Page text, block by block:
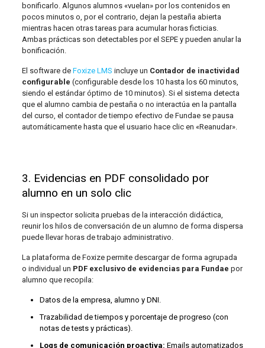
bonificarlo. Algunos alumnos «vuelan» por los contenidos en
pocos minutos o, por el contrario, dejan la pestaña abierta
mientras hacen otras tareas para acumular horas ficticias.
Ambas prácticas son detectables por el SEPE y pueden anular la
bonificación.
El software deFoxize LMS incluye un Contador de inactividad
configurable (configurable desde los 10 hasta los 60 minutos,
siendo el estándar óptimo de 10 minutos). Si el sistema detecta
que el alumno cambia de pestaña o no interactúa en la pantalla
del curso, el contador de tiempo efectivo de Fundae se pausa
automáticamente hasta que el usuario hace clic en «Reanudar».
3. Evidencias en PDF consolidado por
alumno en un solo clic
Si un inspector solicita pruebas de la interacción didáctica,
reunir los hilos de conversación de un alumno de forma dispersa
puede llevar horas de trabajo administrativo.
La plataforma de Foxize permite descargar de forma agrupada
o individual un PDF exclusivo de evidencias para Fundae por
alumno que recopila:
Datos de la empresa, alumno y DNI.
Trazabilidad de tiempos y porcentaje de progreso (con
notas de tests y prácticas).
Logs de comunicación proactiva: Emails automatizados